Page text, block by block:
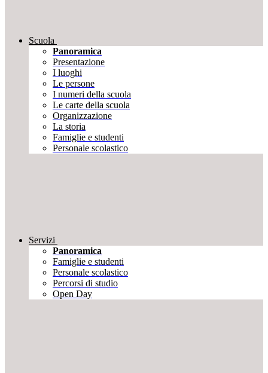
Scuola
Panoramica
Presentazione
I luoghi
Le persone
I numeri della scuola
Le carte della scuola
Organizzazione
La storia
Famiglie e studenti
Personale scolastico
Servizi
Panoramica
Famiglie e studenti
Personale scolastico
Percorsi di studio
Open Day